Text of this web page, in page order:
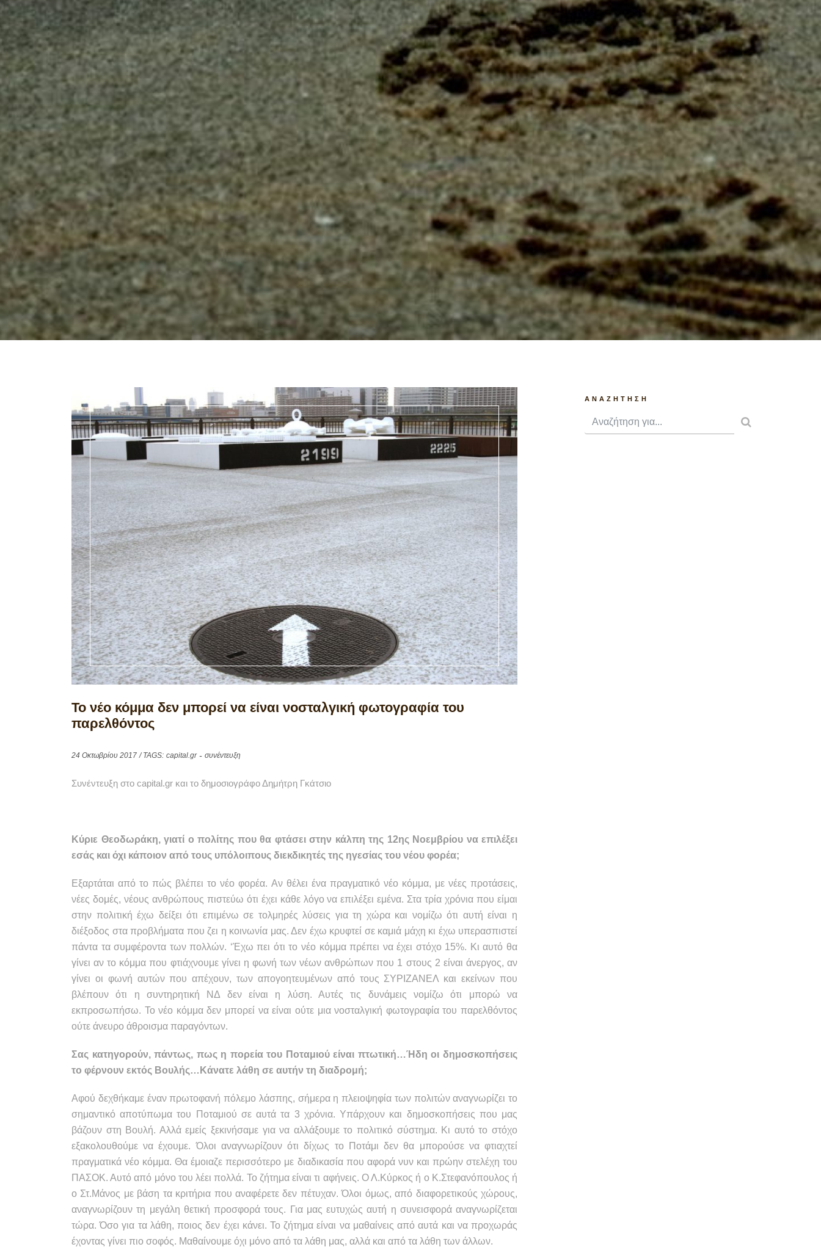
Το νέο κόμμα δεν μπορεί να είναι νοσταλγική φωτογραφία του
παρελθόντος
24 Οκτωβρίου 2017 / TAGS: capital.gr συνέντευξη
Συνέντευξη στο capital.gr και το δημοσιογράφο Δημήτρη Γκάτσιο
Κύριε Θεοδωράκη, γιατί ο πολίτης που θα φτάσει στην κάλπη της 12ης Νοεμβρίου να επιλέξει
εσάς και όχι κάποιον από τους υπόλοιπους διεκδικητές της ηγεσίας του νέου φορέα;
Εξαρτάται από το πώς βλέπει το νέο φορέα. Αν θέλει ένα πραγματικό νέο κόμμα, με νέες προτάσεις,
νέες δομές, νέους ανθρώπους πιστεύω ότι έχει κάθε λόγο να επιλέξει εμένα. Στα τρία χρόνια που είμαι
στην πολιτική έχω δείξει ότι επιμένω σε τολμηρές λύσεις για τη χώρα και νομίζω ότι αυτή είναι η
διέξοδος στα προβλήματα που ζει η κοινωνία μας. Δεν έχω κρυφτεί σε καμιά μάχη κι έχω υπερασπιστεί
πάντα τα συμφέροντα των πολλών. ‘Έχω πει ότι το νέο κόμμα πρέπει να έχει στόχο 15%. Κι αυτό θα
γίνει αν το κόμμα που φτιάχνουμε γίνει η φωνή των νέων ανθρώπων που 1 στους 2 είναι άνεργος, αν
γίνει οι φωνή αυτών που απέχουν, των απογοητευμένων από τους ΣΥΡΙΖΑΝΕΛ και εκείνων που
βλέπουν ότι η συντηρητική ΝΔ δεν είναι η λύση. Αυτές τις δυνάμεις νομίζω ότι μπορώ να
εκπροσωπήσω. Το νέο κόμμα δεν μπορεί να είναι ούτε μια νοσταλγική φωτογραφία του παρελθόντος
ούτε άνευρο άθροισμα παραγόντων.
Σας κατηγορούν, πάντως, πως η πορεία του Ποταμιού είναι πτωτική…Ήδη οι δημοσκοπήσεις
το φέρνουν εκτός Βουλής…Κάνατε λάθη σε αυτήν τη διαδρομή;
Αφού δεχθήκαμε έναν πρωτοφανή πόλεμο λάσπης, σήμερα η πλειοψηφία των πολιτών αναγνωρίζει το
σημαντικό αποτύπωμα του Ποταμιού σε αυτά τα 3 χρόνια. Υπάρχουν και δημοσκοπήσεις που μας
βάζουν στη Βουλή. Αλλά εμείς ξεκινήσαμε για να αλλάξουμε το πολιτικό σύστημα. Κι αυτό το στόχο
εξακολουθούμε να έχουμε. Όλοι αναγνωρίζουν ότι δίχως το Ποτάμι δεν θα μπορούσε να φτιαχτεί
πραγματικά νέο κόμμα. Θα έμοιαζε περισσότερο με διαδικασία που αφορά νυν και πρώην στελέχη του
ΠΑΣΟΚ. Αυτό από μόνο του λέει πολλά. Το ζήτημα είναι τι αφήνεις. Ο Λ.Κύρκος ή ο Κ.Στεφανόπουλος ή
ο Στ.Μάνος με βάση τα κριτήρια που αναφέρετε δεν πέτυχαν. Όλοι όμως, από διαφορετικούς χώρους,
αναγνωρίζουν τη μεγάλη θετική προσφορά τους. Για μας ευτυχώς αυτή η συνεισφορά αναγνωρίζεται
τώρα. Όσο για τα λάθη, ποιος δεν έχει κάνει. Το ζήτημα είναι να μαθαίνεις από αυτά και να προχωράς
έχοντας γίνει πιο σοφός. Μαθαίνουμε όχι μόνο από τα λάθη μας, αλλά και από τα λάθη των άλλων.
ANAZHTHΣΗ